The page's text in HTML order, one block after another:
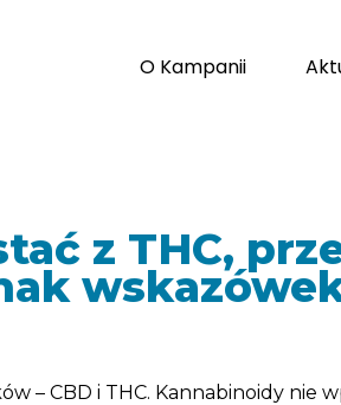
O Kampanii
z THC,
– CBD i THC. Kannabinoidy nie